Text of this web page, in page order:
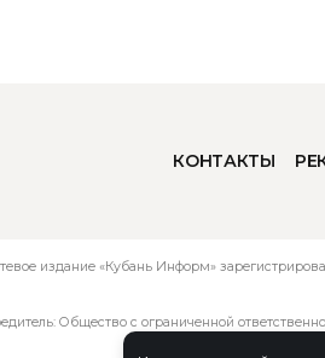
КОНТАКТЫ
издание «Кубань Информ»
Общество с ограниченной